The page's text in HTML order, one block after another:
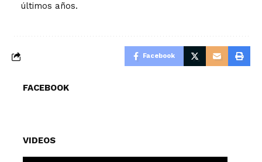
últimos años.
Facebook
FACEBOOK
VIDEOS